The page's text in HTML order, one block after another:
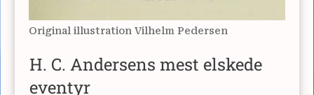
Original illustration Vilhelm Pedersen
H. C. Andersens mest elskede
eventyr